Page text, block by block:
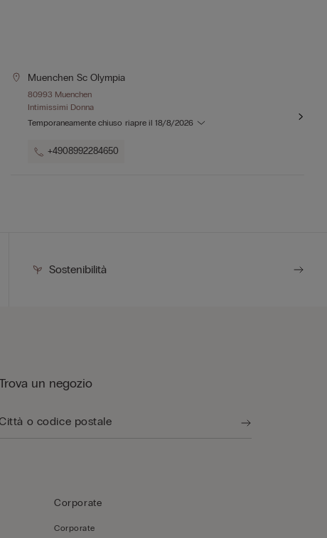
Muenchen Sc Olympia
80993 Muenchen
Intimissimi Donna
Temporaneamente chiuso riapre il 18/8/2026
+4908992284650
Sostenibilità
un negozio
Corporate
Corporate